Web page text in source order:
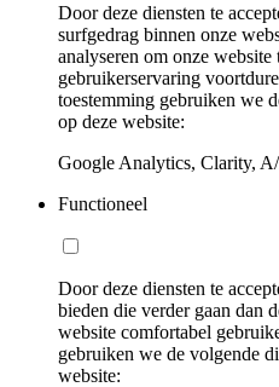
Door deze diensten te
surfgedrag binnen onze
analyseren om onze
gebruikerservaring
toestemming gebruiken we
op deze website:
Google Analytics, Clarity,
Functioneel
Door deze diensten te
bieden die verder gaan dan
website comfortabel
gebruiken we de volgende
website: